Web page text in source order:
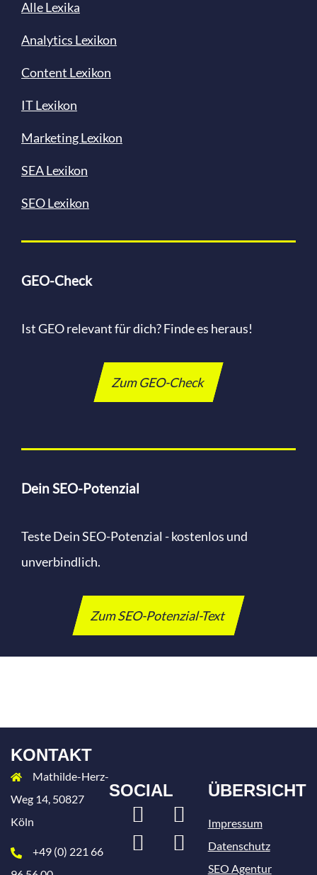
Alle Lexika
Analytics Lexikon
Content Lexikon
IT Lexikon
Marketing Lexikon
SEA Lexikon
SEO Lexikon
GEO-Check
Ist GEO relevant für dich? Finde es heraus!
Zum GEO-Check
Dein SEO-Potenzial
Teste Dein SEO-Potenzial - kostenlos und
unverbindlich.
Zum SEO-Potenzial-Text
KONTAKT
Mathilde-Herz-
Weg 14, 50827
Köln
+49 (0) 221 66
SOCIAL
LinkedIn
Instagram
ÜBERSICHT
Impressum
Datenschutz
SEO Agentur